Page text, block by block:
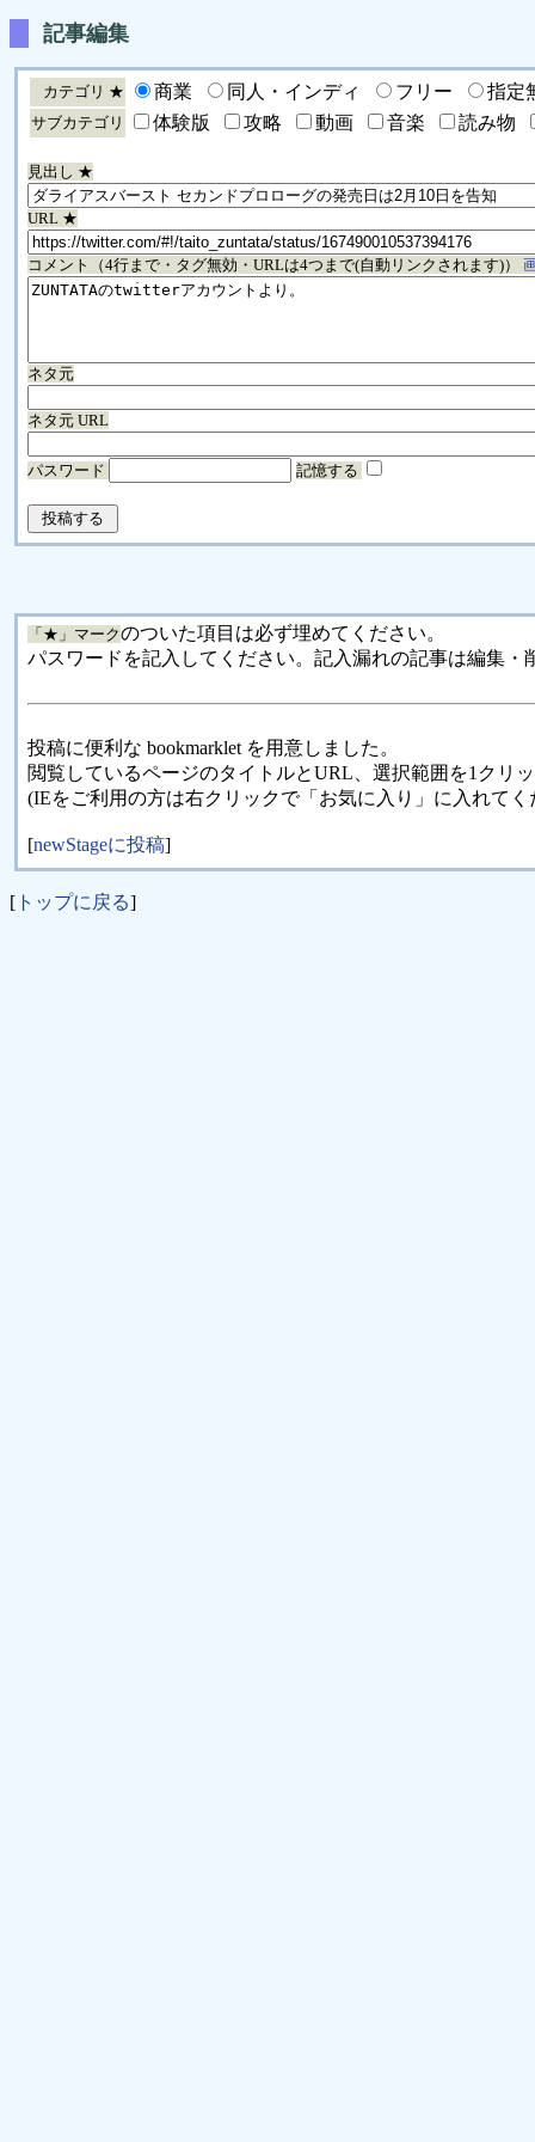
記事編集
カテゴリ ★ 商業 同人・インディ フリー 指定
サブカテゴリ 体験版 攻略 動画 音楽 読み物
見出し ★
URL ★
コメント（4行まで・タグ無効・URLは4つまで(自動リンクされます)）
ネタ元
ネタ元 URL
パスワード 記憶する
「★」マークのついた項目は必ず埋めてください。
パスワードを記入してください。記入漏れの記事は編集・
投稿に便利な bookmarklet を用意しました。
閲覧しているページのタイトルとURL、選択範囲を1クリ
(IEをご利用の方は右クリックで「お気に入り」に入れてく
[newStageに投稿]
[ トップに戻る]